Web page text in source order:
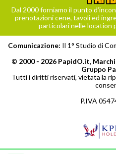
Dal 2000 forniamo il punto
prenotazioni cene, tavoli ed
particolari nelle location
Comunicazione: Il 1° Studio di
© 2000 - 2026 PapidO.it,
Gruppo
Tutti i diritti riservati, vietata la
P.IVA